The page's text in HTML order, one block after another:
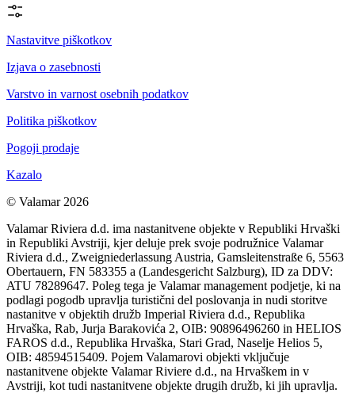
Nastavitve piškotkov
Izjava o zasebnosti
Varstvo in varnost osebnih podatkov
Politika piškotkov
Pogoji prodaje
Kazalo
© Valamar 2026
Valamar Riviera d.d. ima nastanitvene objekte v Republiki Hrvaški
in Republiki Avstriji, kjer deluje prek svoje podružnice Valamar
Riviera d.d., Zweigniederlassung Austria, Gamsleitenstraße 6, 5563
Obertauern, FN 583355 a (Landesgericht Salzburg), ID za DDV:
ATU 78289647. Poleg tega je Valamar management podjetje, ki na
podlagi pogodb upravlja turistični del poslovanja in nudi storitve
nastanitve v objektih družb Imperial Riviera d.d., Republika
Hrvaška, Rab, Jurja Barakovića 2, OIB: 90896496260 in HELIOS
FAROS d.d., Republika Hrvaška, Stari Grad, Naselje Helios 5,
OIB: 48594515409. Pojem Valamarovi objekti vključuje
nastanitvene objekte Valamar Riviere d.d., na Hrvaškem in v
Avstriji, kot tudi nastanitvene objekte drugih družb, ki jih upravlja.